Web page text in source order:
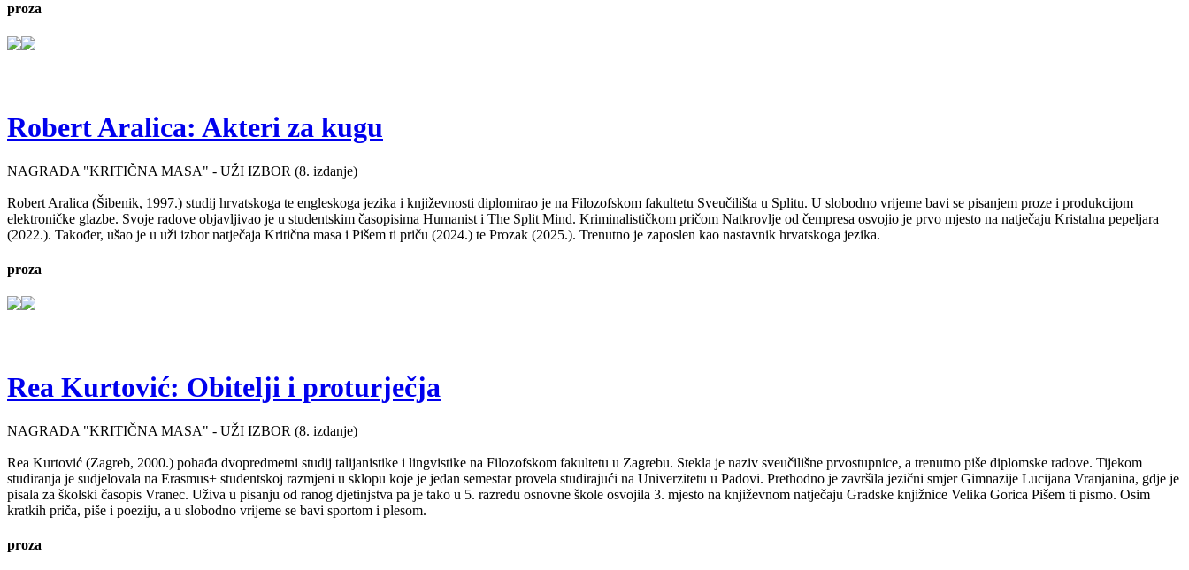
proza
Robert Aralica: Akteri za kugu
NAGRADA "KRITIČNA MASA" - UŽI IZBOR (8. izdanje)
Robert Aralica (Šibenik, 1997.) studij hrvatskoga te engleskoga jezika i književnosti diplomirao je na Filozofskom fakultetu Sveučilišta u Splitu. U slobodno vrijeme bavi se pisanjem proze i produkcijom
elektroničke glazbe. Svoje radove objavljivao je u studentskim časopisima Humanist i The Split Mind. Kriminalističkom pričom Natkrovlje od čempresa osvojio je prvo mjesto na natječaju Kristalna pepeljara
(2022.). Također, ušao je u uži izbor natječaja Kritična masa i Pišem ti priču (2024.) te Prozak (2025.). Trenutno je zaposlen kao nastavnik hrvatskoga jezika.
proza
Rea Kurtović: Obitelji i proturječja
NAGRADA "KRITIČNA MASA" - UŽI IZBOR (8. izdanje)
Rea Kurtović (Zagreb, 2000.) pohađa dvopredmetni studij talijanistike i lingvistike na Filozofskom fakultetu u Zagrebu. Stekla je naziv sveučilišne prvostupnice, a trenutno piše diplomske radove. Tijekom
studiranja je sudjelovala na Erasmus+ studentskoj razmjeni u sklopu koje je jedan semestar provela studirajući na Univerzitetu u Padovi. Prethodno je završila jezični smjer Gimnazije Lucijana Vranjanina, gdje je
pisala za školski časopis Vranec. Uživa u pisanju od ranog djetinjstva pa je tako u 5. razredu osnovne škole osvojila 3. mjesto na književnom natječaju Gradske knjižnice Velika Gorica Pišem ti pismo. Osim
kratkih priča, piše i poeziju, a u slobodno vrijeme se bavi sportom i plesom.
proza